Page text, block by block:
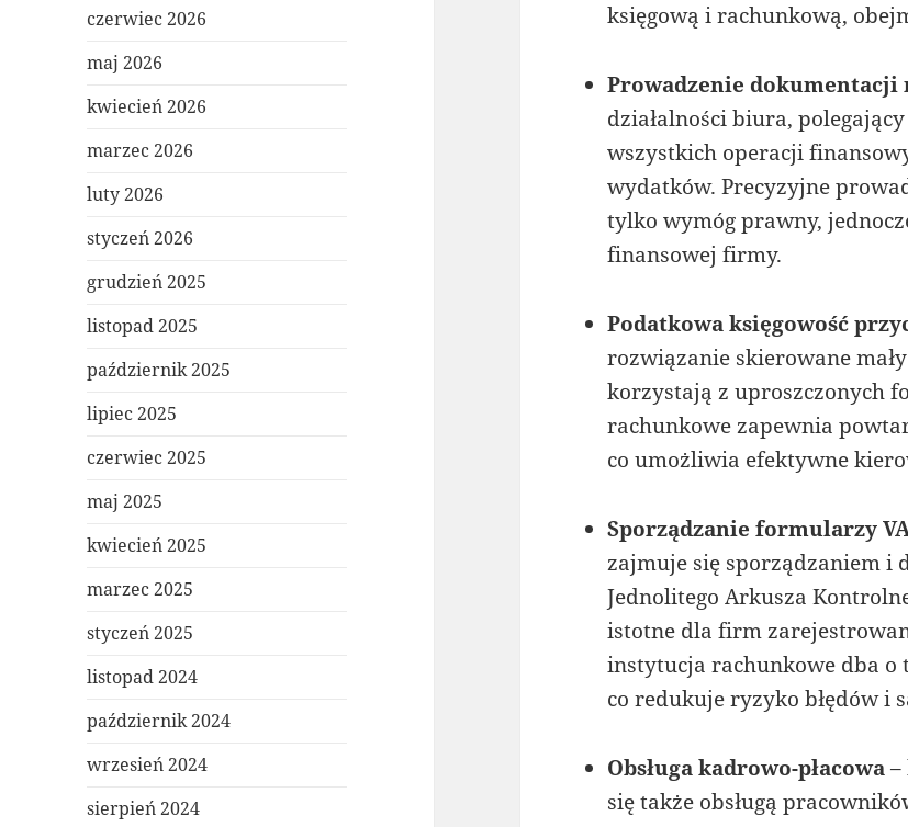
czerwiec 2026
maj 2026
kwiecień 2026
marzec 2026
luty 2026
styczeń 2026
grudzień 2025
listopad 2025
październik 2025
lipiec 2025
czerwiec 2025
maj 2025
kwiecień 2025
marzec 2025
styczeń 2025
listopad 2024
październik 2024
wrzesień 2024
sierpień 2024
księgową i rachunkową,
Prowadzenie dokumentacji
działalności biura,
wszystkich operacji
wydatków. Precyzyjne
tylko wymóg prawny,
finansowej firmy.
Podatkowa księgowość
rozwiązanie skierowane
korzystają z uproszczonych
rachunkowe zapewnia
co umożliwia efektywne
Sporządzanie formularzy
zajmuje się sporządzaniem i
Jednolitego Arkusza
istotne dla firm
instytucja rachunkowe dba
co redukuje ryzyko błędów i
Obsługa kadrowo-płacowa
się także obsługą